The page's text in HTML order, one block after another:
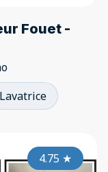
Fouet -
Lavatrice
4.75 ★